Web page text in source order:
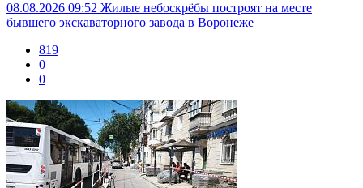
08.08.2026 09:52 Жилые небоскрёбы построят на месте
бывшего экскаваторного завода в Воронеже
819
0
0